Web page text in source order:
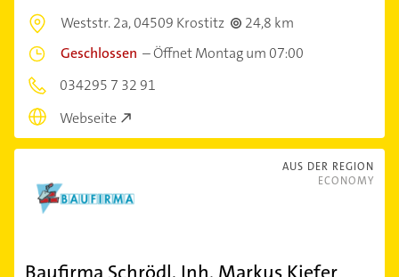
Weststr. 2a,04509 Krostitz
24,8 km
Geschlossen –Öffnet Montag um 07:00
034295 7 32 91
Webseite
AUS DER REGION
ECONOMY
Baufirma Schrödl, Inh. Markus Kiefer